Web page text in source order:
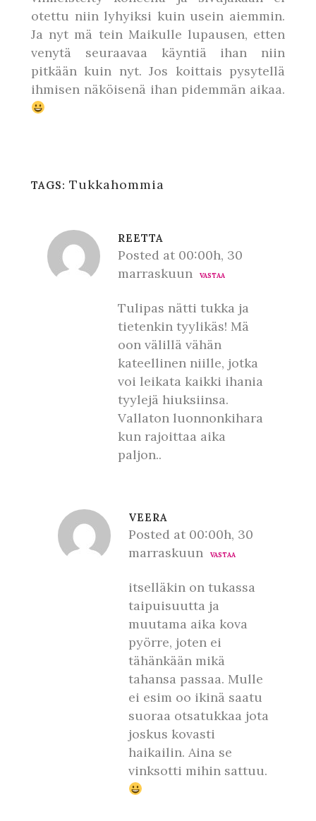
otettu niin lyhyiksi kuin usein aiemmin.
Ja nyt mä tein Maikulle lupausen, etten
venytä seuraavaa käyntiä ihan niin
pitkään kuin nyt. Jos koittais pysytellä
ihmisen näköisenä ihan pidemmän aikaa.
TAGS: Tukkahommia
REETTA
Posted at 00:00h, 30
marraskuun
VASTAA
Tulipas nätti tukka ja
tietenkin tyylikäs! Mä
oon välillä vähän
kateellinen niille, jotka
voi leikata kaikki ihania
tyylejä hiuksiinsa.
Vallaton luonnonkihara
kun rajoittaa aika
paljon..
VEERA
Posted at 00:00h, 30
marraskuun
VASTAA
itselläkin on tukassa
taipuisuutta ja
muutama aika kova
pyörre, joten ei
tähänkään mikä
tahansa passaa. Mulle
ei esim oo ikinä saatu
suoraa otsatukkaa jota
joskus kovasti
haikailin. Aina se
vinksotti mihin sattuu.